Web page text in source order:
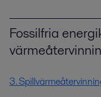
Fossilfria
3.